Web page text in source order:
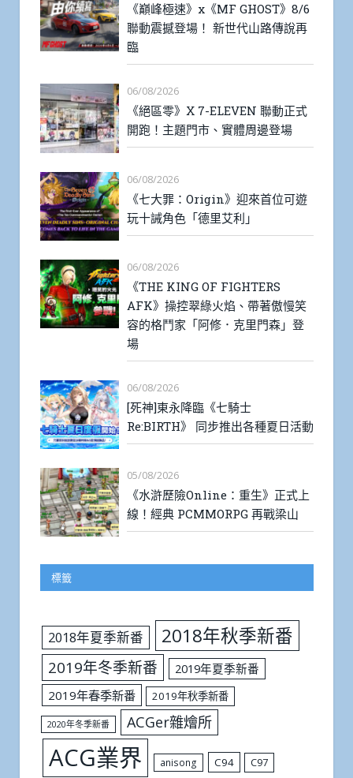
《巔峰極速》x《MF GHOST》8/6
聯動震撼登場！ 新世代山路傳說再
臨
06/08/2026
《絕區零》X 7-ELEVEN 聯動正式
開跑！主題門市、實體周邊登場
06/08/2026
《七大罪：Origin》迎來首位可遊
玩十誡角色「德里艾利」
06/08/2026
《THE KING OF FIGHTERS
AFK》操控翠綠火焰、帶著傲慢笑
容的格鬥家「阿修．克里門森」登
場
06/08/2026
[死神]東永降臨《七騎士
Re:BIRTH》 同步推出各種夏日活動
05/08/2026
《水滸歷險Online：重生》正式上
線！經典 PCMMORPG 再戰梁山
標籤
2018年夏季新番 2018年秋季新番
2019年冬季新番
2019年夏季新番
2019年春季新番
2019年秋季新番
2020年冬季新番 ACGer雜燴所
ACG業界 anisong C94 C97